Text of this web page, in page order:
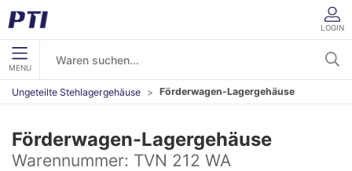
LOGIN
MENU
Ungeteilte Stehlagergehäuse Förderwagen-Lagergehäuse
Förderwagen-Lagergehäuse
Warennummer: TVN 212 WA